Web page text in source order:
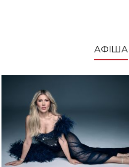
АФІША